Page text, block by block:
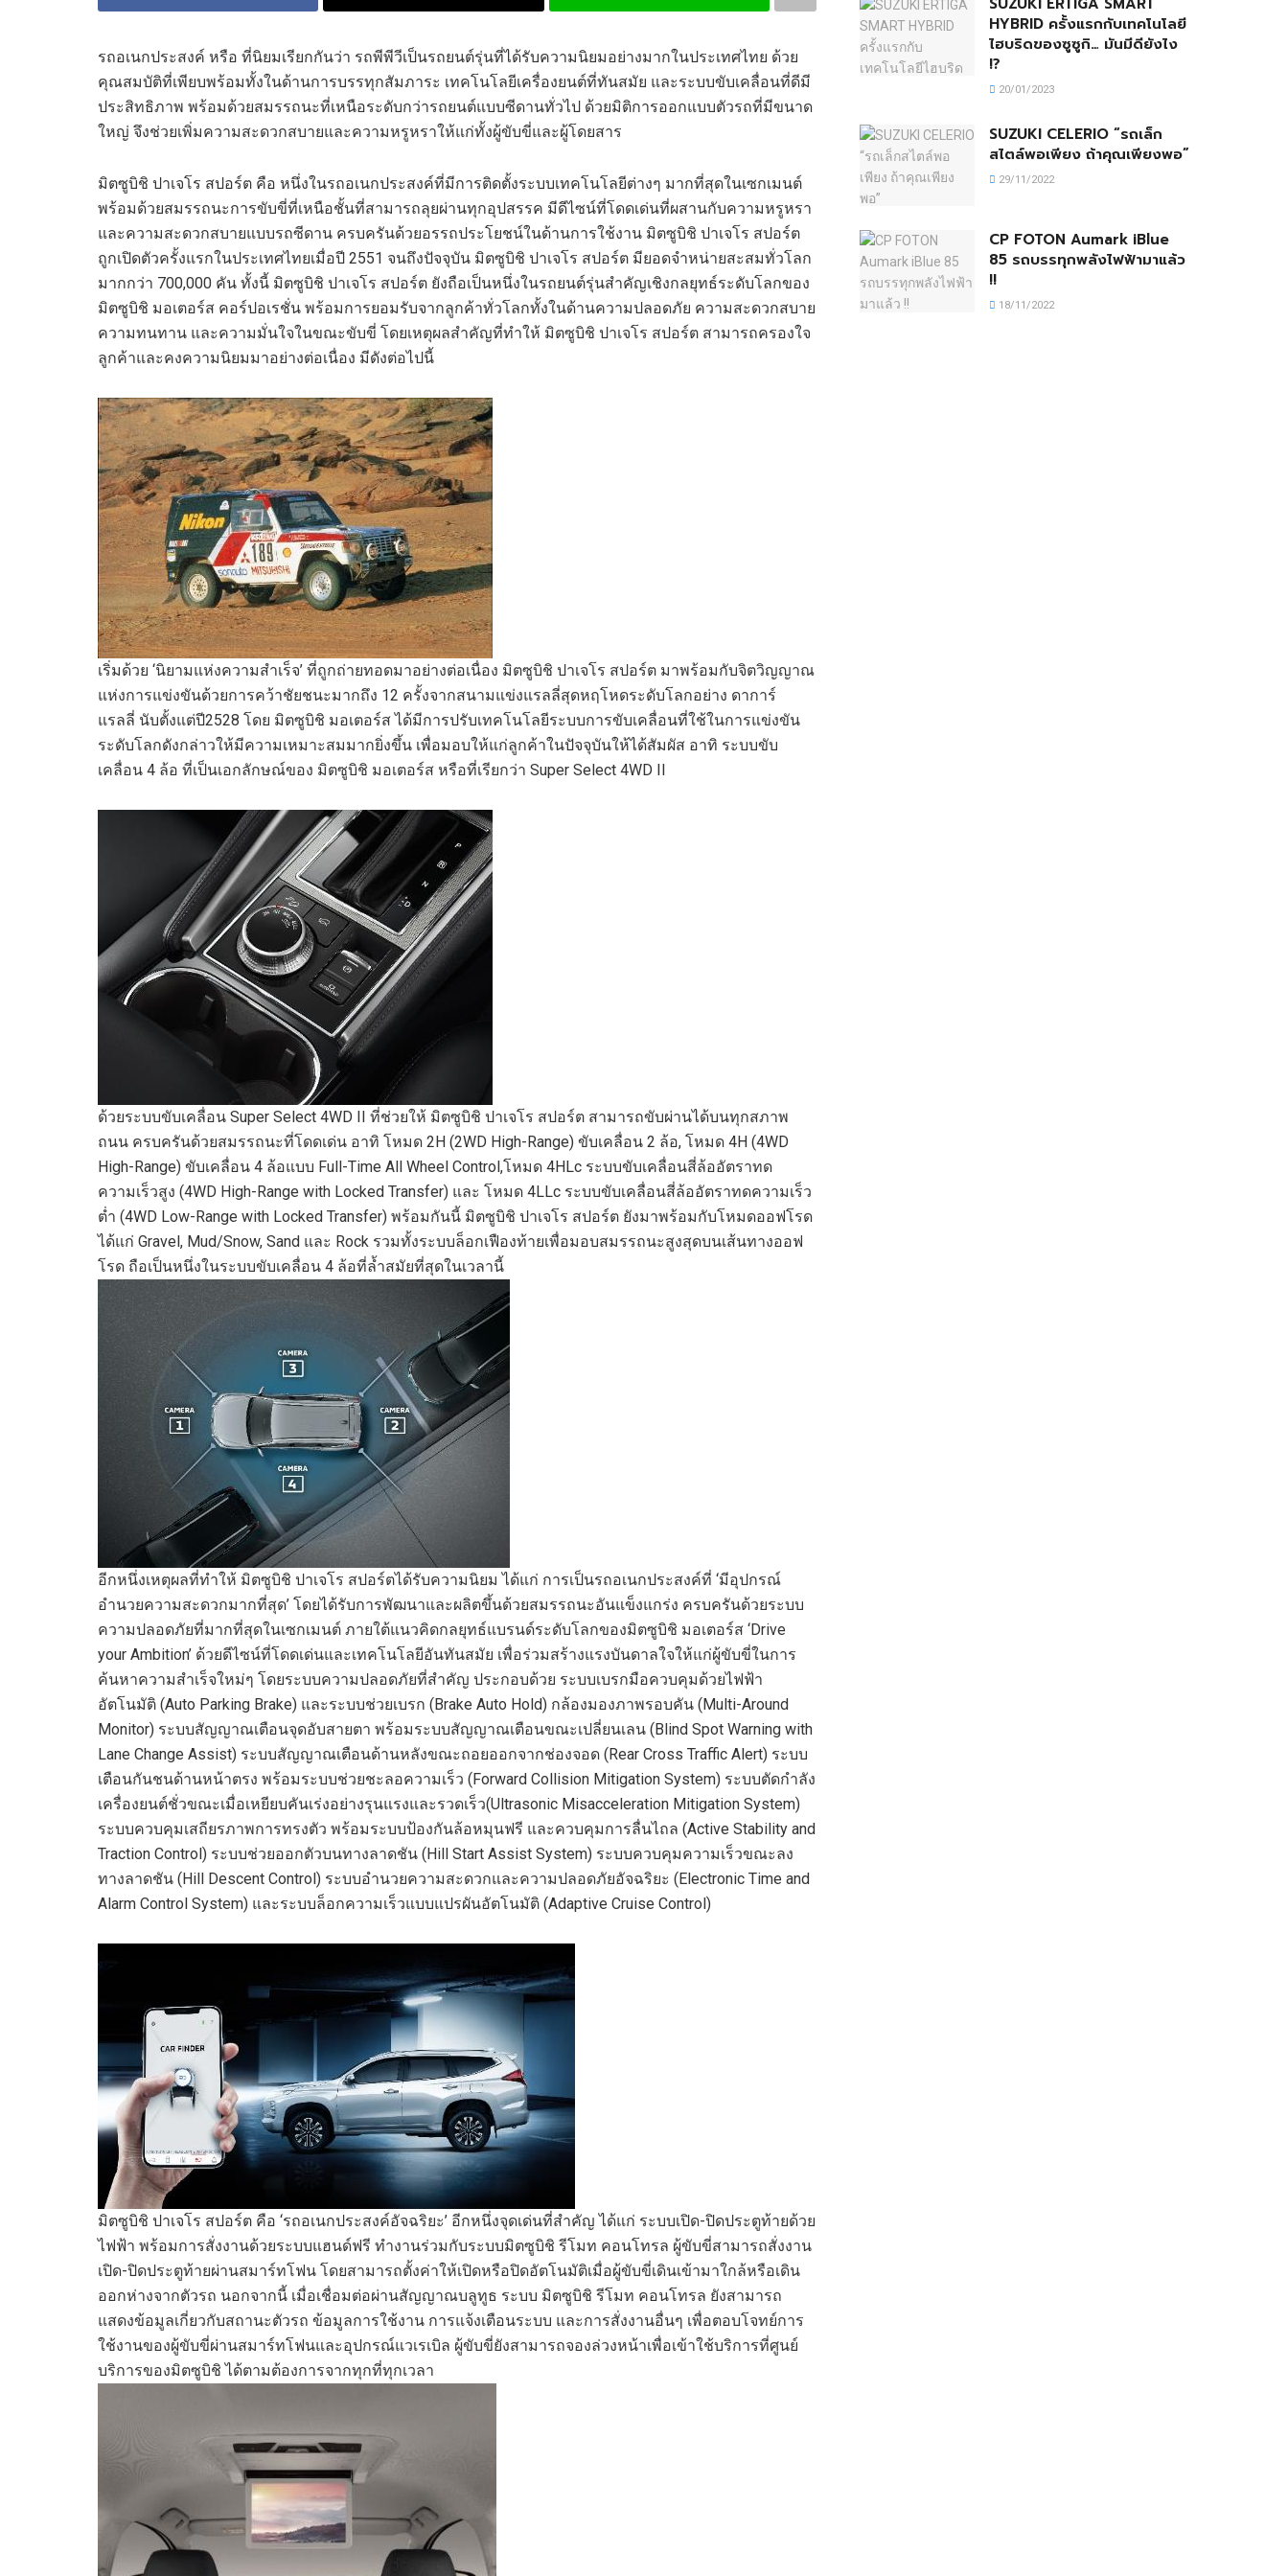
รถอเนกประสงค์ หรือ ที่นิยมเรียกกันว่า รถพีพีวีเป็นรถยนต์รุ่นที่ได้รับความนิยมอย่างมากในประเทศไทย ด้วย
คุณสมบัติที่เพียบพร้อมทั้งในด้านการบรรทุกสัมภาระ เทคโนโลยีเครื่องยนต์ที่ทันสมัย และระบบขับเคลื่อนที่ดีมี
ประสิทธิภาพ พร้อมด้วยสมรรถนะที่เหนือระดับกว่ารถยนต์แบบซีดานทั่วไป ด้วยมิติการออกแบบตัวรถที่มีขนาด
ใหญ่ จึงช่วยเพิ่มความสะดวกสบายและความหรูหราให้แก่ทั้งผู้ขับขี่และผู้โดยสาร
มิตซูบิชิ ปาเจโร สปอร์ต คือ หนึ่งในรถอเนกประสงค์ที่มีการติดตั้งระบบเทคโนโลยีต่างๆ มากที่สุดในเซกเมนต์
พร้อมด้วยสมรรถนะการขับขี่ที่เหนือชั้นที่สามารถลุยผ่านทุกอุปสรรค มีดีไซน์ที่โดดเด่นที่ผสานกับความหรูหรา
และความสะดวกสบายแบบรถซีดาน ครบครันด้วยอรรถประโยชน์ในด้านการใช้งาน มิตซูบิชิ ปาเจโร สปอร์ต
ถูกเปิดตัวครั้งแรกในประเทศไทยเมื่อปี 2551 จนถึงปัจจุบัน มิตซูบิชิ ปาเจโร สปอร์ต มียอดจำหน่ายสะสมทั่วโลก
มากกว่า 700,000 คัน ทั้งนี้ มิตซูบิชิ ปาเจโร สปอร์ต ยังถือเป็นหนึ่งในรถยนต์รุ่นสำคัญเชิงกลยุทธ์ระดับโลกของ
มิตซูบิชิ มอเตอร์ส คอร์ปอเรชั่น พร้อมการยอมรับจากลูกค้าทั่วโลกทั้งในด้านความปลอดภัย ความสะดวกสบาย
ความทนทาน และความมั่นใจในขณะขับขี่ โดยเหตุผลสำคัญที่ทำให้ มิตซูบิชิ ปาเจโร สปอร์ต สามารถครองใจ
ลูกค้าและคงความนิยมมาอย่างต่อเนื่อง มีดังต่อไปนี้
เริ่มด้วย ‘นิยามแห่งความสำเร็จ’ ที่ถูกถ่ายทอดมาอย่างต่อเนื่อง มิตซูบิชิ ปาเจโร สปอร์ต มาพร้อมกับจิตวิญญาณ
แห่งการแข่งขันด้วยการคว้าชัยชนะมากถึง 12 ครั้งจากสนามแข่งแรลลี่สุดหฤโหดระดับโลกอย่าง ดาการ์
แรลลี่ นับตั้งแต่ปี2528 โดย มิตซูบิชิ มอเตอร์ส ได้มีการปรับเทคโนโลยีระบบการขับเคลื่อนที่ใช้ในการแข่งขัน
ระดับโลกดังกล่าวให้มีความเหมาะสมมากยิ่งขึ้น เพื่อมอบให้แก่ลูกค้าในปัจจุบันให้ได้สัมผัส อาทิ ระบบขับ
เคลื่อน 4 ล้อ ที่เป็นเอกลักษณ์ของ มิตซูบิชิ มอเตอร์ส หรือที่เรียกว่า Super Select 4WD II
ด้วยระบบขับเคลื่อน Super Select 4WD II ที่ช่วยให้ มิตซูบิชิ ปาเจโร สปอร์ต สามารถขับผ่านได้บนทุกสภาพ
ถนน ครบครันด้วยสมรรถนะที่โดดเด่น อาทิ โหมด 2H (2WD High-Range) ขับเคลื่อน 2 ล้อ, โหมด 4H (4WD
High-Range) ขับเคลื่อน 4 ล้อแบบ Full-Time All Wheel Control,โหมด 4HLc ระบบขับเคลื่อนสี่ล้ออัตราทด
ความเร็วสูง (4WD High-Range with Locked Transfer) และ โหมด 4LLc ระบบขับเคลื่อนสี่ล้ออัตราทดความเร็ว
ต่ำ (4WD Low-Range with Locked Transfer) พร้อมกันนี้ มิตซูบิชิ ปาเจโร สปอร์ต ยังมาพร้อมกับโหมดออฟโรด
ได้แก่ Gravel, Mud/Snow, Sand และ Rock รวมทั้งระบบล็อกเฟืองท้ายเพื่อมอบสมรรถนะสูงสุดบนเส้นทางออฟ
โรด ถือเป็นหนึ่งในระบบขับเคลื่อน 4 ล้อที่ล้ำสมัยที่สุดในเวลานี้
อีกหนึ่งเหตุผลที่ทำให้ มิตซูบิชิ ปาเจโร สปอร์ตได้รับความนิยม ได้แก่ การเป็นรถอเนกประสงค์ที่ ‘มีอุปกรณ์
อำนวยความสะดวกมากที่สุด’ โดยได้รับการพัฒนาและผลิตขึ้นด้วยสมรรถนะอันแข็งแกร่ง ครบครันด้วยระบบ
ความปลอดภัยที่มากที่สุดในเซกเมนต์ ภายใต้แนวคิดกลยุทธ์แบรนด์ระดับโลกของมิตซูบิชิ มอเตอร์ส ‘Drive
your Ambition’ ด้วยดีไซน์ที่โดดเด่นและเทคโนโลยีอันทันสมัย เพื่อร่วมสร้างแรงบันดาลใจให้แก่ผู้ขับขี่ในการ
ค้นหาความสำเร็จใหม่ๆ โดยระบบความปลอดภัยที่สำคัญ ประกอบด้วย ระบบเบรกมือควบคุมด้วยไฟฟ้า
อัตโนมัติ (Auto Parking Brake) และระบบช่วยเบรก (Brake Auto Hold) กล้องมองภาพรอบคัน (Multi-Around
Monitor) ระบบสัญญาณเตือนจุดอับสายตา พร้อมระบบสัญญาณเตือนขณะเปลี่ยนเลน (Blind Spot Warning with
Lane Change Assist) ระบบสัญญาณเตือนด้านหลังขณะถอยออกจากช่องจอด (Rear Cross Traffic Alert) ระบบ
เตือนกันชนด้านหน้าตรง พร้อมระบบช่วยชะลอความเร็ว (Forward Collision Mitigation System) ระบบตัดกำลัง
เครื่องยนต์ชั่วขณะเมื่อเหยียบคันเร่งอย่างรุนแรงและรวดเร็ว(Ultrasonic Misacceleration Mitigation System)
ระบบควบคุมเสถียรภาพการทรงตัว พร้อมระบบป้องกันล้อหมุนฟรี และควบคุมการลื่นไถล (Active Stability and
Traction Control) ระบบช่วยออกตัวบนทางลาดชัน (Hill Start Assist System) ระบบควบคุมความเร็วขณะลง
ทางลาดชัน (Hill Descent Control) ระบบอำนวยความสะดวกและความปลอดภัยอัจฉริยะ (Electronic Time and
Alarm Control System) และระบบล็อกความเร็วแบบแปรผันอัตโนมัติ (Adaptive Cruise Control)
มิตซูบิชิ ปาเจโร สปอร์ต คือ ‘รถอเนกประสงค์อัจฉริยะ’ อีกหนึ่งจุดเด่นที่สำคัญได้แก่ ระบบเปิด-ปิดประตูท้ายด้วย
ไฟฟ้า พร้อมการสั่งงานด้วยระบบแฮนด์ฟรี ทำงานร่วมกับระบบมิตซูบิชิ รีโมท คอนโทรล ผู้ขับขี่สามารถสั่งงาน
เปิด-ปิดประตูท้ายผ่านสมาร์ทโฟน โดยสามารถตั้งค่าให้เปิดหรือปิดอัตโนมัติเมื่อผู้ขับขี่เดินเข้ามาใกล้หรือเดิน
ออกห่างจากตัวรถ นอกจากนี้ เมื่อเชื่อมต่อผ่านสัญญาณบลูทูธ ระบบ มิตซูบิชิ รีโมท คอนโทรล ยังสามารถ
แสดงข้อมูลเกี่ยวกับสถานะตัวรถ ข้อมูลการใช้งาน การแจ้งเตือนระบบ และการสั่งงานอื่นๆ เพื่อตอบโจทย์การ
ใช้งานของผู้ขับขี่ผ่านสมาร์ทโฟนและอุปกรณ์แวเรเบิล ผู้ขับขี่ยังสามารถจองล่วงหน้าเพื่อเข้าใช้บริการที่ศูนย์
บริการของมิตซูบิชิ ได้ตามต้องการจากทุกที่ทุกเวลา
HYBRID ครั้งแรกกับเทคโนโลยี
ไฮบริดของซูซูกิ… มันมีดียังไง
!?
20/01/2023
SUZUKI CELERIO “รถเล็ก
สไตล์พอเพียง ถ้าคุณเพียงพอ”
29/11/2022
CP FOTON Aumark iBlue
85 รถบรรทุกพลังไฟฟ้ามาแล้ว
!!
18/11/2022